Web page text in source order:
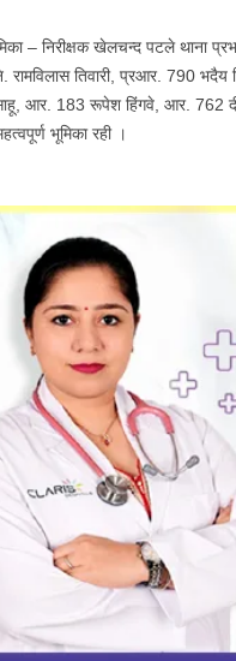
– निरीक्षक खेलचन्द पटले थाना
रामविलास तिवारी, प्रआर. 790
आर. 183 रूपेश हिंगवे, आर. 762
भूमिका रही ।